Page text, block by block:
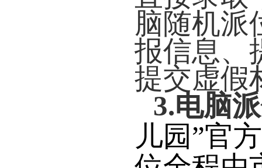
脑随机派
报信息、
提交虚假
3.电脑
儿园”官